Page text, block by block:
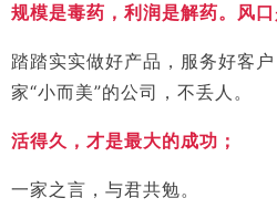
规模是毒药，利润是解药。风口
踏踏实实做好产品，服务好客
家“小而美”的公司，不丢人。
活得久，才是最大的成功；
一家之言，与君共勉。